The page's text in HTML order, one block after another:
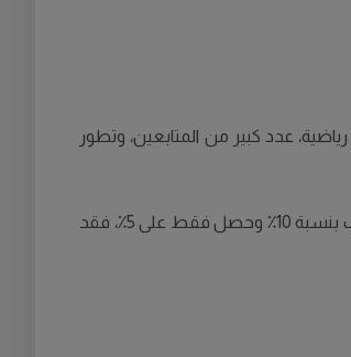
عدد كبير من المتابعين، وتطور
وأوضح: «العوامل الخارجية لها تأثير على السعادة، سواء من حيث امتلاك المال أو لا، لكن أيضاً تلعب التوقعات دوراً كبيراً. إذا توقع شخص ما زيادة في الراتب بنسبة 10٪ وحصل فقط على 5٪، فقد